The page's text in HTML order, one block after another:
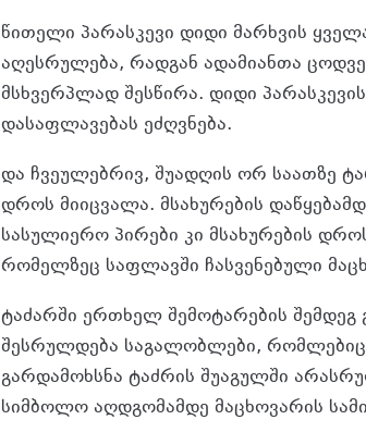
წითელი პარასკევი დიდი მარხვის
აღესრულება, რადგან ადამიანთა
მსხვერპლად შესწირა. დიდი
დასაფლავებას ეძღვნება.
და ჩვეულებრივ, შუადღის ორ საათზე
დროს მიიცვალა. მსახურების
სასულიერო პირები კი მსახურების
რომელზეც საფლავში ჩასვენებული
ტაძარში ერთხელ შემოტარების შემდეგ
შესრულდება საგალობლები, რომლებიც
გარდამოხსნა ტაძრის შუაგულში
სიმბოლო აღდგომამდე მაცხოვარის